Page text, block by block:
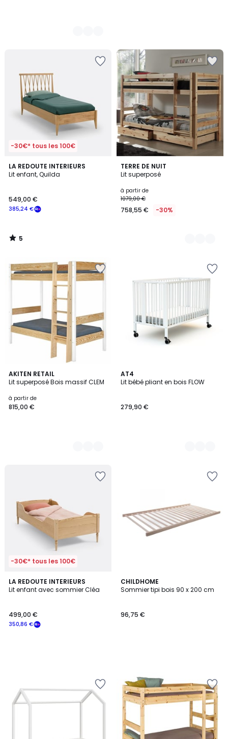
-30€* tous les 100€
LA REDOUTE INTERIEURS
Lit enfant, Quilda
385,24 €
549,00 €
5
/
5
/
TERRE DE NUIT
Lit superposé
à partir de
1079,00 €
758,55 € -30%
2
Couleurs
AKITEN RETAIL
Lit superposé Bois massif CLEM
à partir de
815,00 €
3
Couleurs
AT4
Lit bébé pliant en bois FLOW
279,90 €
2
Couleurs
-30€* tous les 100€
LA REDOUTE INTERIEURS
Lit enfant avec sommier Cléa
350,86 €
499,00 €
CHILDHOME
Sommier tipi bois 90 x 200 cm
96,75 €